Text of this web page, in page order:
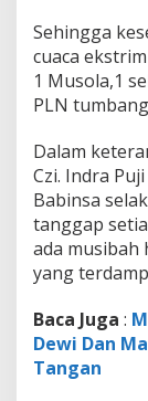
Sehingga
cuaca
1 Musola,1
PLN
Dalam
Czi. Indra
Babinsa
tanggap
ada musibah
yang
Baca Juga :
Dewi Dan
Tangan